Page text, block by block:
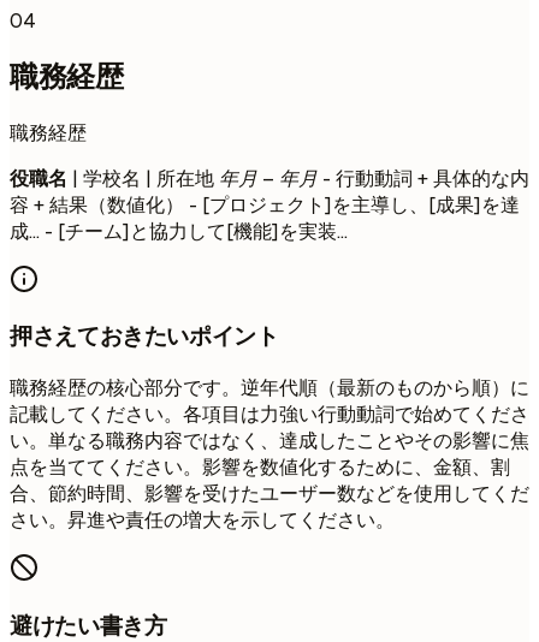
04
職務経歴
職務経歴
役職名 | 学校名 | 所在地 年月 – 年月 - 行動動詞 + 具体的な内
容 + 結果（数値化） - [プロジェクト]を主導し、[成果]を達
成... - [チーム]と協力して[機能]を実装...
押さえておきたいポイント
職務経歴の核心部分です。逆年代順（最新のものから順）に
記載してください。各項目は力強い行動動詞で始めてくださ
い。単なる職務内容ではなく、達成したことやその影響に焦
点を当ててください。影響を数値化するために、金額、割
合、節約時間、影響を受けたユーザー数などを使用してくだ
さい。昇進や責任の増大を示してください。
避けたい書き方